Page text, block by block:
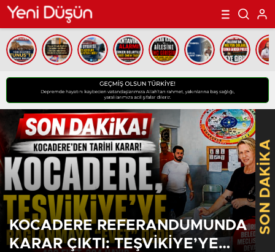
KOCADERE REFERANDUMUNDA
KARAR ÇIKTI: TEŞVIKIYE’YE
SON DAKİKA